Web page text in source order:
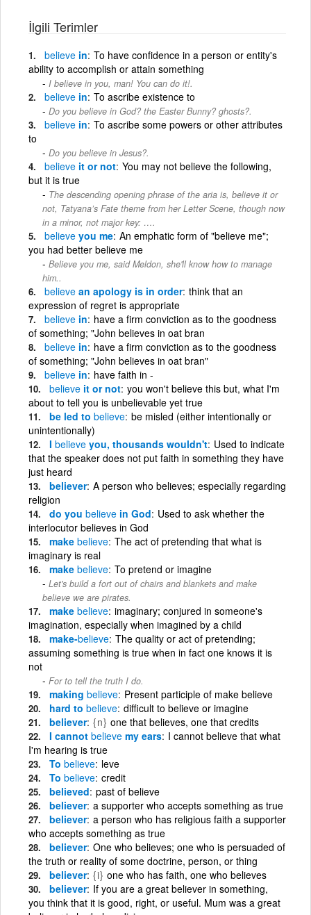
İlgili Terimler
believe in To have confidence in a person or entity's
ability to accomplish or attain something
I believe in you, man! You can do it!.
believe in To ascribe existence to
Do you believe in God? the Easter Bunny? ghosts?.
believe in To ascribe some powers or other attributes
to
Do you believe in Jesus?.
believe it or not You may not believe the following,
but it is true
The descending opening phrase of the aria is, believe it or
not, Tatyana’s Fate theme from her Letter Scene, though now
in a minor, not major key: ….
believe you me An emphatic form of "believe me";
you had better believe me
Believe you me, said Meldon, she'll know how to manage
him..
believe an apology is in order think that an
expression of regret is appropriate
believe in have a firm conviction as to the goodness
of something; "John believes in oat bran
believe in have a firm conviction as to the goodness
of something; "John believes in oat bran"
believe in have faith in -
believe it or not you won't believe this but, what I'm
about to tell you is unbelievable yet true
be led to believe be misled (either intentionally or
unintentionally)
I believe you, thousands wouldn't Used to indicate
that the speaker does not put faith in something they have
just heard
believer A person who believes; especially regarding
religion
do you believe in God Used to ask whether the
interlocutor believes in God
make believe The act of pretending that what is
imaginary is real
make believe To pretend or imagine
Let's build a fort out of chairs and blankets and make
believe we are pirates.
make believe imaginary; conjured in someone's
imagination, especially when imagined by a child
make-believe The quality or act of pretending;
assuming something is true when in fact one knows it is
not
For to tell the truth I do.
making believe Present participle of make believe
hard to believe difficult to believe or imagine
believer {n} one that believes, one that credits
I cannot believe my ears I cannot believe that what
I'm hearing is true
To believe leve
To believe credit
believed past of believe
believer a supporter who accepts something as true
believer a person who has religious faith a supporter
who accepts something as true
believer One who believes; one who is persuaded of
the truth or reality of some doctrine, person, or thing
believer {i} one who has faith, one who believes
believer If you are a great believer in something,
you think that it is good, right, or useful. Mum was a great